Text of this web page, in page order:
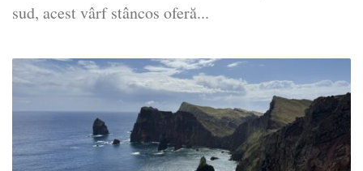
sud, acest vârf stâncos oferă...